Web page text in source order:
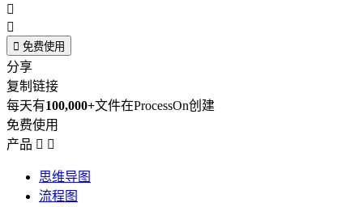


 免费使用
分享
复制链接
每天有100,000+文件在ProcessOn创建
免费使用
产品  
思维导图
流程图